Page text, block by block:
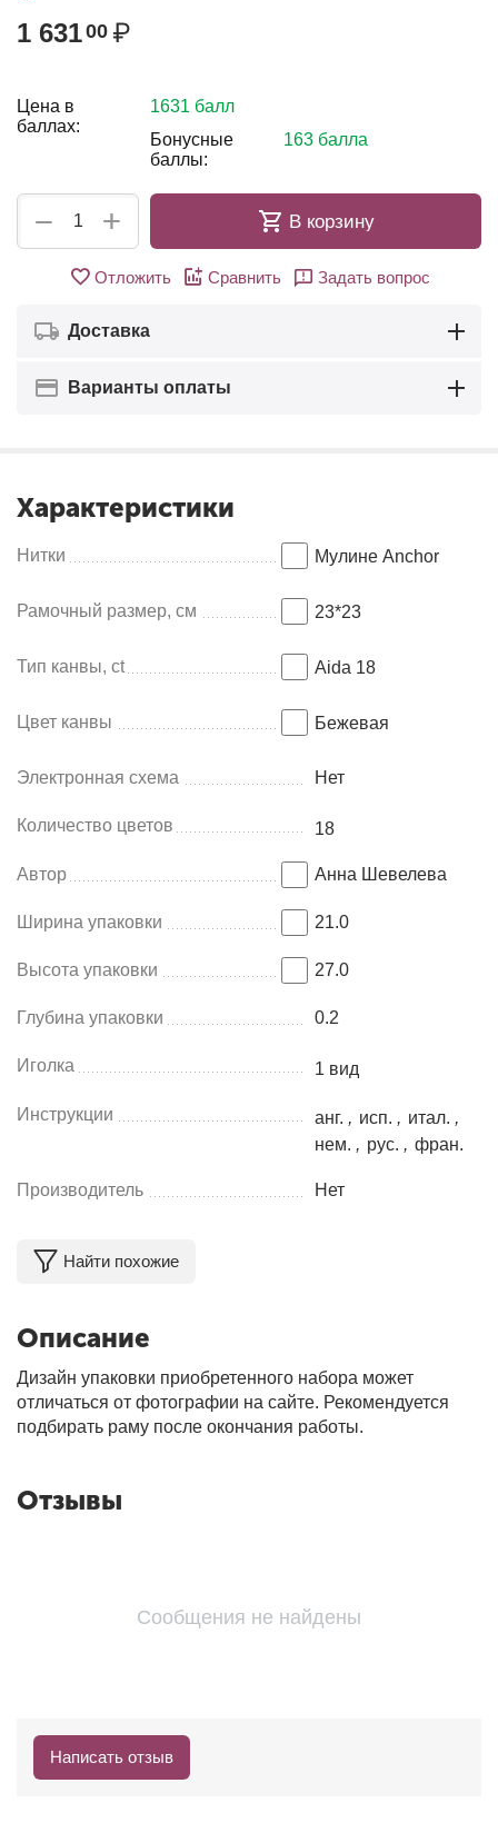
1 63100 ₽
Цена в
баллах:
1631 балл
Бонусные
баллы:
163 балла
+
− В корзину
Отложить Сравнить Задать вопрос
Доставка
Варианты оплаты
Характеристики
Нитки Мулине Anсhor
Рамочный размер, см 23*23
Тип канвы, ct Aida 18
Цвет канвы Бежевая
Электронная схема Нет
Количество цветов 18
Автор Анна Шевелева
Ширина упаковки 21.0
Высота упаковки 27.0
Глубина упаковки 0.2
Иголка 1 вид
Инструкции анг. , исп. , итал. ,
нем. , рус. , фран.
Производитель Нет
Найти похожие
Описание
Дизайн упаковки приобретенного набора может
отличаться от фотографии на сайте. Рекомендуется
подбирать раму после окончания работы.
Отзывы
Сообщения не найдены
Написать отзыв